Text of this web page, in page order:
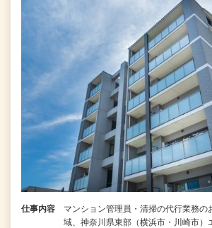
仕事内容
マンション管理員・清掃の代行業務の
域、神奈川県東部（横浜市・川崎市）